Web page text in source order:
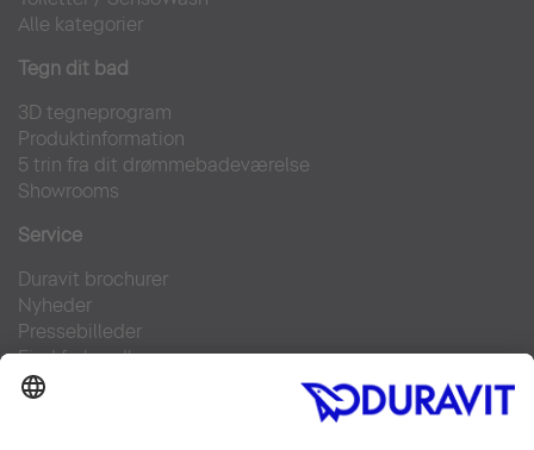
Alle kategorier
Tegn dit bad
3D tegneprogram
Produktinformation
5 trin fra dit drømmebadeværelse
Showrooms
Service
Duravit brochurer
Nyheder
Pressebilleder
Find forhandler
Kontakt